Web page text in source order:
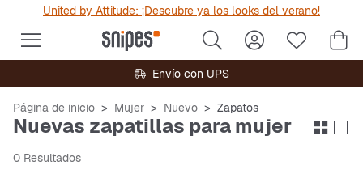
United by Attitude: ¡Descubre ya los looks del verano!
Envío con UPS
Página de inicio Mujer Nuevo Zapatos
Nuevas zapatillas para mujer
0 Resultados